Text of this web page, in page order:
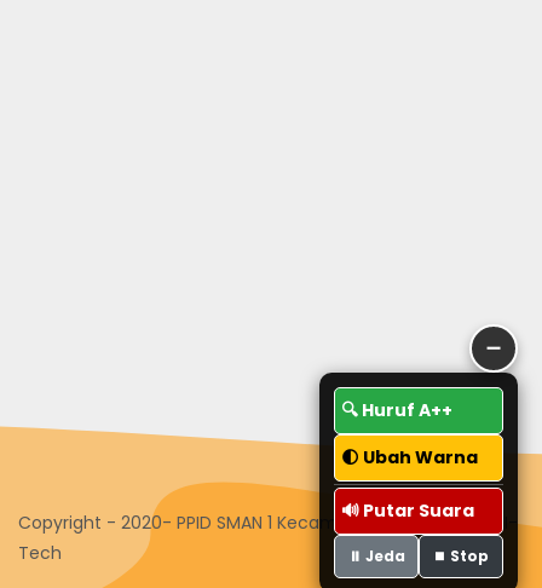
➖
🔍 Huruf A++
🌓 Ubah Warna
🔊 Putar Suara
⏸️ Jeda ⏹️ Stop
Copyright - 2020- PPID SMAN 1 Kecamatan Guguak - Tim I-
Tech